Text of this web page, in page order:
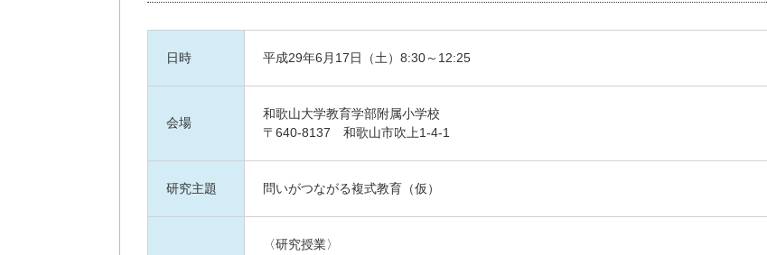
日時 平成29年6月17日（土）8:30～12:25
会場
和歌山大学教育学部附属小学校
〒640-8137 和歌山市吹上1-4-1
研究主題 問いがつながる複式教育（仮）
〈研究授業〉